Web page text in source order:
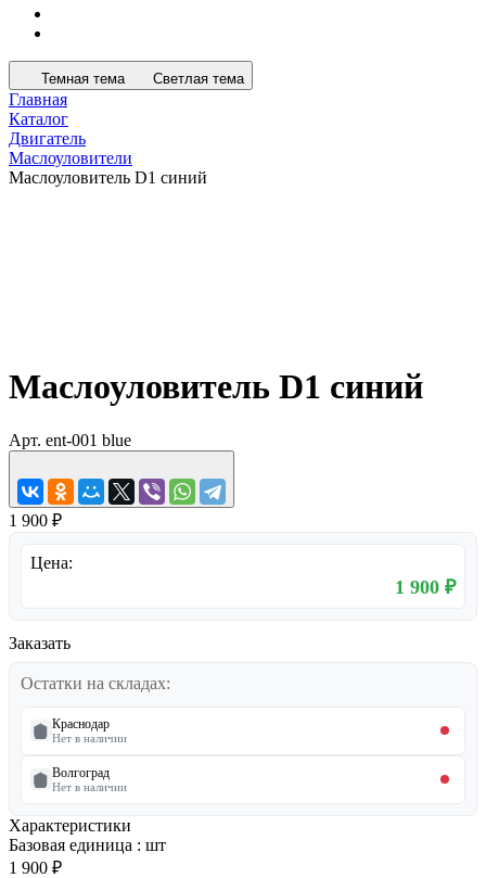
Темная тема Светлая тема
Главная
Каталог
Двигатель
Маслоуловители
Маслоуловитель D1 синий
Маслоуловитель D1 синий
Арт. ent-001 blue
1 900 ₽
Цена:
1 900 ₽
Заказать
Остатки на складах:
Краснодар
Нет в наличии
Волгоград
Нет в наличии
Характеристики
Базовая единица : шт
1 900 ₽